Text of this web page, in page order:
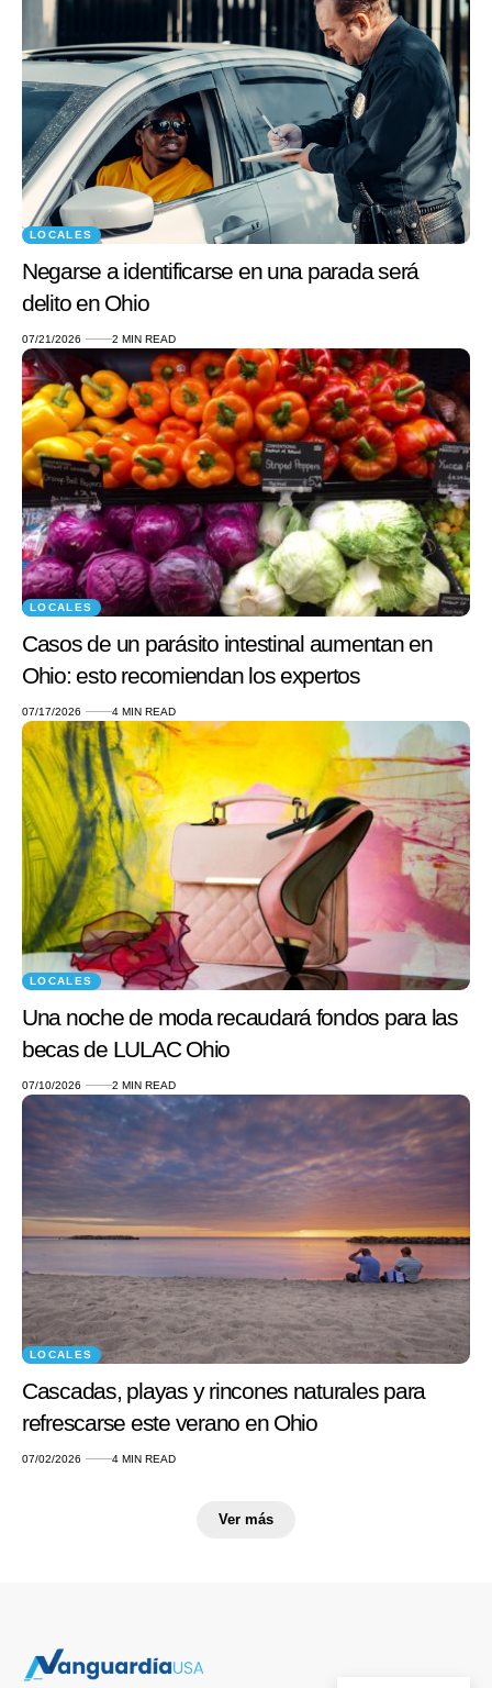
LOCALES
Negarse a identificarse en una parada será
delito en Ohio
07/21/2026 2 MIN READ
LOCALES
Casos de un parásito intestinal aumentan en
Ohio: esto recomiendan los expertos
07/17/2026 4 MIN READ
LOCALES
Una noche de moda recaudará fondos para las
becas de LULAC Ohio
07/10/2026 2 MIN READ
LOCALES
Cascadas, playas y rincones naturales para
refrescarse este verano en Ohio
07/02/2026 4 MIN READ
Ver más